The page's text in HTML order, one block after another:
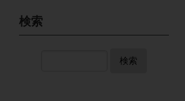
検索
検索